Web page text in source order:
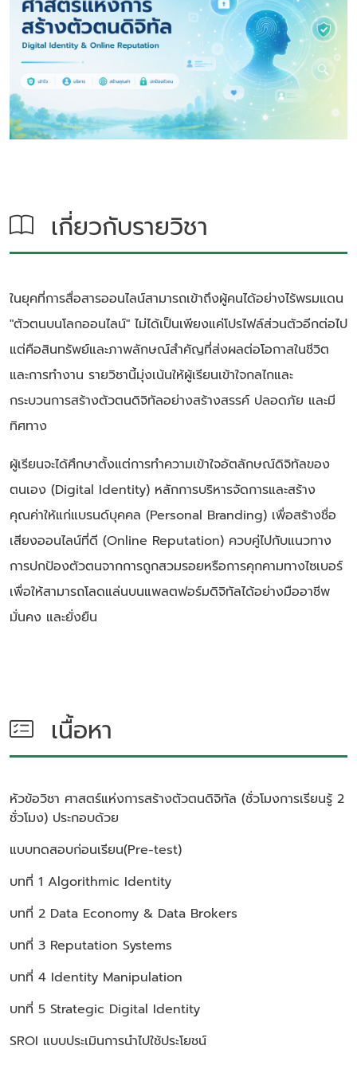
เกี่ยวกับรายวิชา
ในยุคที่การสื่อสารออนไลน์สามารถเข้าถึงผู้คนได้อย่างไร้พรมแดน
"ตัวตนบนโลกออนไลน์" ไม่ได้เป็นเพียงแค่โปรไฟล์ส่วนตัวอีกต่อไป
แต่คือสินทรัพย์และภาพลักษณ์สำคัญที่ส่งผลต่อโอกาสในชีวิต
และการทำงาน รายวิชานี้มุ่งเน้นให้ผู้เรียนเข้าใจกลไกและ
กระบวนการสร้างตัวตนดิจิทัลอย่างสร้างสรรค์ ปลอดภัย และมี
ทิศทาง
ผู้เรียนจะได้ศึกษาตั้งแต่การทำความเข้าใจอัตลักษณ์ดิจิทัลของ
ตนเอง (Digital Identity) หลักการบริหารจัดการและสร้าง
คุณค่าให้แก่แบรนด์บุคคล (Personal Branding) เพื่อสร้างชื่อ
เสียงออนไลน์ที่ดี (Online Reputation) ควบคู่ไปกับแนวทาง
การปกป้องตัวตนจากการถูกสวมรอยหรือการคุกคามทางไซเบอร์
เพื่อให้สามารถโลดแล่นบนแพลตฟอร์มดิจิทัลได้อย่างมืออาชีพ
มั่นคง และยั่งยืน
เนื้อหา
หัวข้อวิชา ศาสตร์แห่งการสร้างตัวตนดิจิทัล (ชั่วโมงการเรียนรู้ 2
ชั่วโมง) ประกอบด้วย
แบบทดสอบก่อนเรียน(Pre-test)
บทที่ 1 Algorithmic Identity
บทที่ 2 Data Economy & Data Brokers
บทที่ 3 Reputation Systems
บทที่ 4 Identity Manipulation
บทที่ 5 Strategic Digital Identity
SROI แบบประเมินการนำไปใช้ประโยชน์